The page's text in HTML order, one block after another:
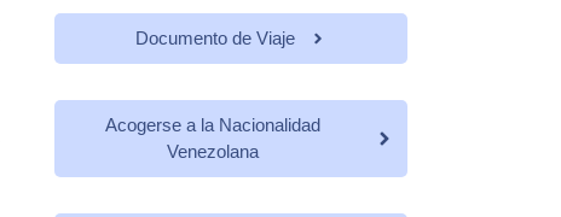
Documento de Viaje
Acogerse a la Nacionalidad
Venezolana